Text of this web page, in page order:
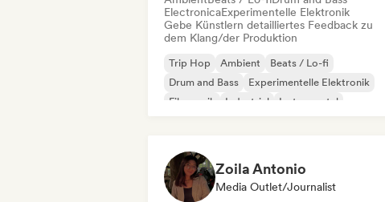
ElectronicaExperimentelle Elektronik
Gebe Künstlern detailliertes Feedback zu
dem Klang/der Produktion
Trip Hop Ambient
Beats / Lo-fi
Drum and Bass
Experimentelle Elektronik
Filmmusik
Industrial Instrumental
Zoila Antonio
Media Outlet/Journalist